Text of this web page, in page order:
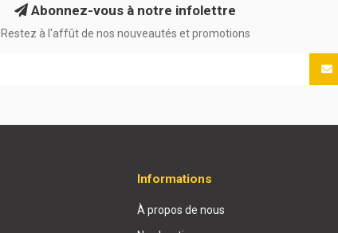
Abonnez-vous à notre infolettre
Restez à l'affût de nos nouveautés et promotions
Informations
À propos de nous